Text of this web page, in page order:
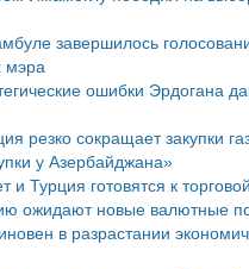
завершилось
мэра
ошибки Эрдогана
резко сокращает закупки
у Азербайджана»
и Турция готовятся к
ожидают новые валютные
в разрастании